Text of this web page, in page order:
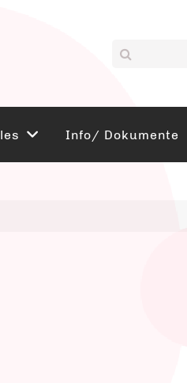
Info/ Dokumente